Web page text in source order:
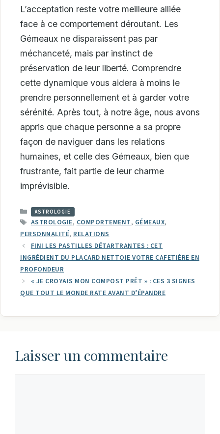
L’acceptation reste votre meilleure alliée
face à ce comportement déroutant. Les
Gémeaux ne disparaissent pas par
méchanceté, mais par instinct de
préservation de leur liberté. Comprendre
cette dynamique vous aidera à moins le
prendre personnellement et à garder votre
sérénité. Après tout, à notre âge, nous avons
appris que chaque personne a sa propre
façon de naviguer dans les relations
humaines, et celle des Gémeaux, bien que
frustrante, fait partie de leur charme
imprévisible.
CATÉGORIES
ASTROLOGIE
ÉTIQUETTES
ASTROLOGIE, COMPORTEMENT, GÉMEAUX,
PERSONNALITÉ, RELATIONS
FINI LES PASTILLES DÉTARTRANTES : CET
INGRÉDIENT DU PLACARD NETTOIE VOTRE CAFETIÈRE EN
PROFONDEUR
« JE CROYAIS MON COMPOST PRÊT » : CES 3 SIGNES
QUE TOUT LE MONDE RATE AVANT D’ÉPANDRE
Laisser un commentaire